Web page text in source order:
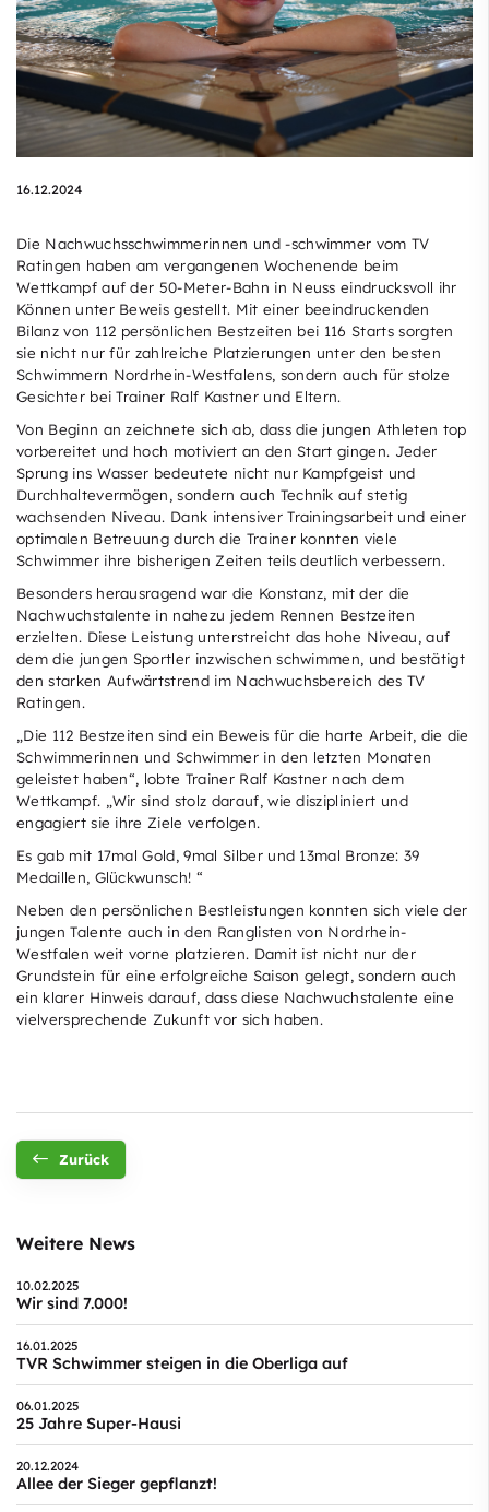
16.12.2024
Die Nachwuchsschwimmerinnen und -schwimmer vom TV
Ratingen haben am vergangenen Wochenende beim
Wettkampf auf der 50-Meter-Bahn in Neuss eindrucksvoll ihr
Können unter Beweis gestellt. Mit einer beeindruckenden
Bilanz von 112 persönlichen Bestzeiten bei 116 Starts sorgten
sie nicht nur für zahlreiche Platzierungen unter den besten
Schwimmern Nordrhein-Westfalens, sondern auch für stolze
Gesichter bei Trainer Ralf Kastner und Eltern.
Von Beginn an zeichnete sich ab, dass die jungen Athleten top
vorbereitet und hoch motiviert an den Start gingen. Jeder
Sprung ins Wasser bedeutete nicht nur Kampfgeist und
Durchhaltevermögen, sondern auch Technik auf stetig
wachsenden Niveau. Dank intensiver Trainingsarbeit und einer
optimalen Betreuung durch die Trainer konnten viele
Schwimmer ihre bisherigen Zeiten teils deutlich verbessern.
Besonders herausragend war die Konstanz, mit der die
Nachwuchstalente in nahezu jedem Rennen Bestzeiten
erzielten. Diese Leistung unterstreicht das hohe Niveau, auf
dem die jungen Sportler inzwischen schwimmen, und bestätigt
den starken Aufwärtstrend im Nachwuchsbereich des TV
Ratingen.
„Die 112 Bestzeiten sind ein Beweis für die harte Arbeit, die die
Schwimmerinnen und Schwimmer in den letzten Monaten
geleistet haben“, lobte Trainer Ralf Kastner nach dem
Wettkampf. „Wir sind stolz darauf, wie diszipliniert und
engagiert sie ihre Ziele verfolgen.
Es gab mit 17mal Gold, 9mal Silber und 13mal Bronze: 39
Medaillen, Glückwunsch! “
Neben den persönlichen Bestleistungen konnten sich viele der
jungen Talente auch in den Ranglisten von Nordrhein-
Westfalen weit vorne platzieren. Damit ist nicht nur der
Grundstein für eine erfolgreiche Saison gelegt, sondern auch
ein klarer Hinweis darauf, dass diese Nachwuchstalente eine
vielversprechende Zukunft vor sich haben.
Zurück
Weitere News
10.02.2025
Wir sind 7.000!
16.01.2025
TVR Schwimmer steigen in die Oberliga auf
06.01.2025
25 Jahre Super-Hausi
20.12.2024
Allee der Sieger gepflanzt!